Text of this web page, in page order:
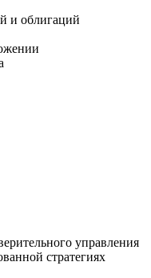
и облигаций
управления
стратегиях